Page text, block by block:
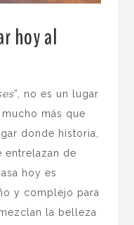
hoy al
”, no es un lugar
más que
donde historia,
entrelazan de
hoy es
y complejo para
la belleza